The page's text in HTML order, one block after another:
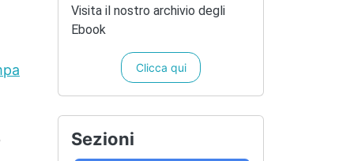
Visita il nostro archivio degli
Ebook
Clicca qui
Sezioni